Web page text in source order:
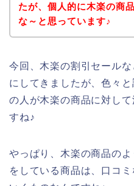
たが、個人的に木楽の商
な～と思っています♪
今回、木楽の割引セール
にしてきましたが、色々
の人が木楽の商品に対し
すね♪
やっぱり、木楽の商品の
をしている商品は、口コ